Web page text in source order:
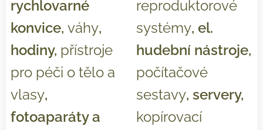
rychlovarné
konvice, váhy,
hodiny, přístroje
pro péči o tělo a
vlasy,
fotoaparáty a
reproduktorové
systémy, el.
hudební nástroje,
počítačové
sestavy, servery,
kopírovací